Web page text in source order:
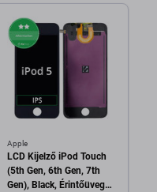
Apple
LCD Kijelző iPod Touch
(5th Gen, 6th Gen, 7th
Gen), Black, Érintőüveg